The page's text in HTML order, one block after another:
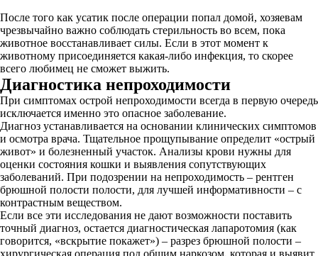
После того как усатик после операции попал домой, хозяевам
чрезвычайно важно соблюдать стерильность во всем, пока
животное восстанавливает силы. Если в этот момент к
животному присоединяется какая-либо инфекция, то скорее
всего любимец не сможет выжить.
Диагностика непроходимости
При симптомах острой непроходимости всегда в первую очередь
исключается именно это опасное заболевание.
Диагноз устанавливается на основании клинических симптомов
и осмотра врача. Тщательное прощупывание определит «острый
живот» и болезненный участок. Анализы крови нужны для
оценки состояния кошки и выявления сопутствующих
заболеваний. При подозрении на непроходимость – рентген
брюшной полости полости, для лучшей информативности – с
контрастным веществом.
Если все эти исследования не дают возможности поставить
точный диагноз, остается диагностическая лапаротомия (как
говорится, «вскрытие покажет») – разрез брюшной полости –
хирургическая операция под общим наркозом, которая и выявит